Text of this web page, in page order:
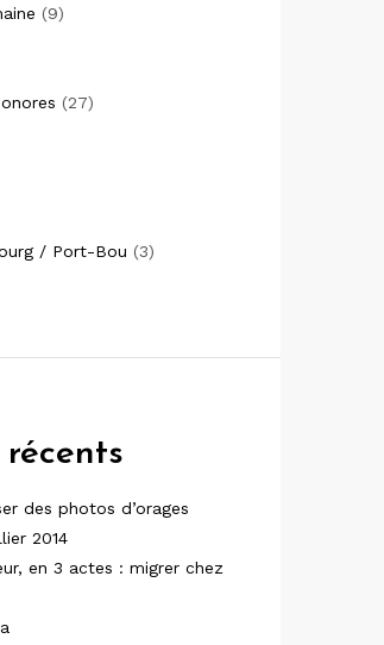
(9)
(27)
/ Port-Bou (3)
des photos d’orages
2014
en 3 actes : migrer chez